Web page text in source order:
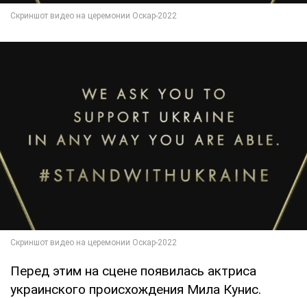
Перед этим на сцене появилась актриса
украинского происхождения Мила Кунис.